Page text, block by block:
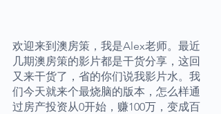
欢迎来到澳房策，我是Alex老师。最近
几期澳房策的影片都是干货分享，这回
又来干货了，省的你们说我影片水。我
们今天就来个最烧脑的版本，怎么样通
过房产投资从0开始，赚100万，变成百